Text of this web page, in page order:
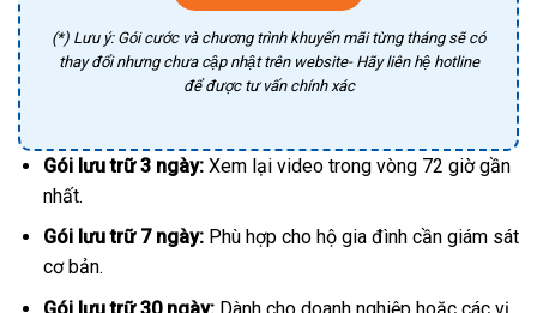
(*) Lưu ý: Gói cước và chương trình khuyến mãi từng tháng sẽ có
thay đổi nhưng chưa cập nhật trên website- Hãy liên hệ hotline
để được tư vấn chính xác
Gói lưu trữ 3 ngày:Xem lại video trong vòng 72 giờ gần
nhất.
Gói lưu trữ 7 ngày:Phù hợp cho hộ gia đình cần giám sát
cơ bản.